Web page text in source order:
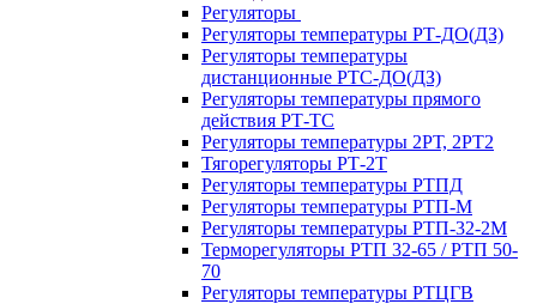
Регуляторы
Регуляторы температуры РТ-ДО(ДЗ)
Регуляторы температуры
дистанционные РТС-ДО(ДЗ)
Регуляторы температуры прямого
действия РТ-ТС
Регуляторы температуры 2РТ, 2РT2
Тягорегуляторы РТ-2Т
Регуляторы температуры РТПД
Регуляторы температуры РТП-M
Регуляторы температуры РТП-32-2М
Терморегуляторы РТП 32-65 / РТП 50-
70
Регуляторы температуры РТЦГВ